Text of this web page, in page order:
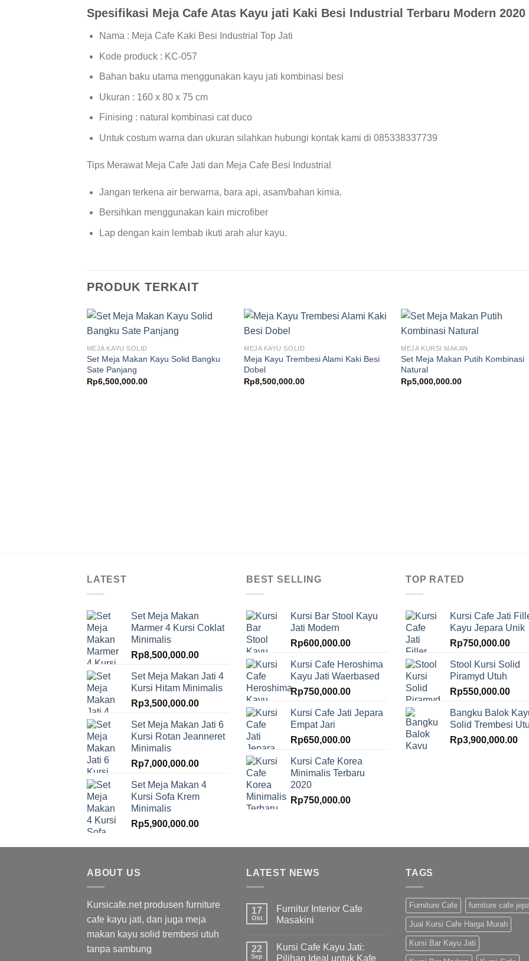
Spesifikasi Meja Cafe Atas Kayu jati Kaki Besi Industrial Terbaru Modern 2020
Nama : Meja Cafe Kaki Besi Industrial Top Jati
Kode produck : KC-057
Bahan baku utama menggunakan kayu jati kombinasi besi
Ukuran : 160 x 80 x 75 cm
Finising : natural kombinasi cat duco
Untuk costum warna dan ukuran silahkan hubungi kontak kami di 085338337739
Tips Merawat Meja Cafe Jati dan Meja Cafe Besi Industrial
Jangan terkena air berwarna, bara api, asam/bahan kimia.
Bersihkan menggunakan kain microfiber
Lap dengan kain lembab ikuti arah alur kayu.
PRODUK TERKAIT
MEJA KAYU SOLID
Set Meja Makan Kayu Solid Bangku
Sate Panjang
Rp6,500,000.00
MEJA KAYU SOLID
Meja Kayu Trembesi Alami Kaki Besi
Dobel
Rp8,500,000.00
MEJA KURSI MAKAN
Set Meja Makan Putih Kombinasi
Natural
Rp5,000,000.00
LATEST
Set Meja Makan
Marmer 4 Kursi Coklat
Minimalis
Rp8,500,000.00
Set Meja Makan Jati 4
Kursi Hitam Minimalis
Rp3,500,000.00
Set Meja Makan Jati 6
Kursi Rotan Jeanneret
Minimalis
Rp7,000,000.00
Set Meja Makan 4
Kursi Sofa Krem
Minimalis
Rp5,900,000.00
BEST SELLING
Kursi Bar Stool Kayu
Jati Modern
Rp600,000.00
Kursi Cafe Heroshima
Kayu Jati Waerbased
Rp750,000.00
Kursi Cafe Jati Jepara
Empat Jari
Rp650,000.00
Kursi Cafe Korea
Minimalis Terbaru
2020
Rp750,000.00
TOP RATED
Kursi Cafe Jati
Kayu Jepara Unik
Rp750,000.00
Stool Kursi Solid
Piramyd Utuh
Rp550,000.00
Bangku Balok
Solid Trembesi
Rp3,900,000.00
ABOUT US
Kursicafe.net produsen furniture
cafe kayu jati, dan juga meja
makan kayu solid trembesi utuh
tanpa sambung
LATEST NEWS
17
Okt
Furnitur Interior Cafe
Masakini
22
Sep
Kursi Cafe Kayu Jati:
Pilihan Ideal untuk Kafe
TAGS
Furniture Cafe furniture cafe
Jual Kursi Cafe Harga Murah
Kursi Bar Kayu Jati